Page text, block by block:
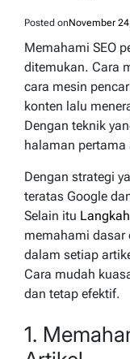
Posted onNovember
Memahami SEO
ditemukan. Cara
cara mesin
konten lalu
Dengan teknik
halaman
Dengan strategi
teratas Google
Selain itu
memahami dasar
dalam setiap
Cara mudah
dan tetap efektif.
1.